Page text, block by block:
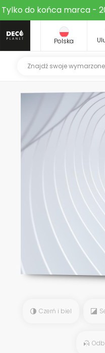
Tylko do końca marca -
Polska
Czerń i biel